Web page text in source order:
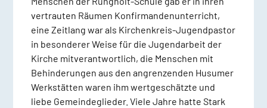
vertrauten Räumen Konfirmandenunterricht,
eine Zeitlang war als Kirchenkreis-Jugendpastor
in besonderer Weise für die Jugendarbeit der
Kirche mitverantwortlich, die Menschen mit
Behinderungen aus den angrenzenden Husumer
Werkstätten waren ihm wertgeschätzte und
liebe Gemeindeglieder. Viele Jahre hatte Stark